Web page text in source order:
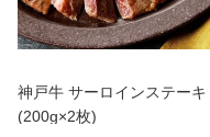
神戸牛 サーロインステーキ
(200g×2枚)